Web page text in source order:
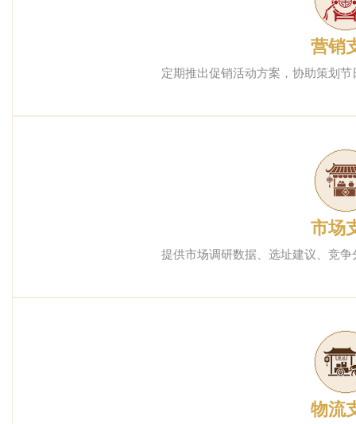
营销
定期推出促销活动方案，协助策划
市场
提供市场调研数据、选址建议、竞
物流